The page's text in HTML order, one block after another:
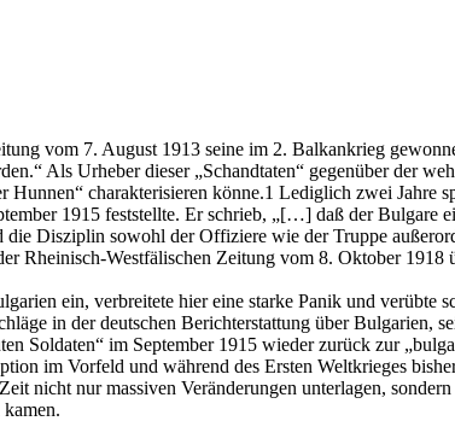
vom 7. August 1913 seine im 2. Balkankrieg
Als Urheber dieser „Schandtaten“ gegenüber der
charakterisieren könne.1 Lediglich zwei Jahre
1915 feststellte. Er schrieb, „[…] daß der Bulgare
Disziplin sowohl der Offiziere wie der Truppe
Rheinisch-Westfälischen Zeitung vom 8. Oktober
ein, verbreitete hier eine starke Panik und verübte
in der deutschen Berichterstattung über Bulgarien,
Soldaten“ im September 1915 wieder zurück zur
im Vorfeld und während des Ersten Weltkrieges
nicht nur massiven Veränderungen unterlagen,